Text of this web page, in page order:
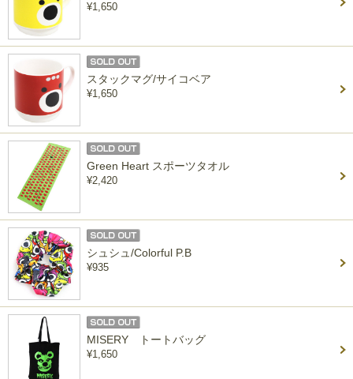
¥1,650
スタックマグ/サイコベア
¥1,650
Green Heart スポーツタオル
¥2,420
シュシュ/Colorful P.B
¥935
MISERY トートバッグ
¥1,650